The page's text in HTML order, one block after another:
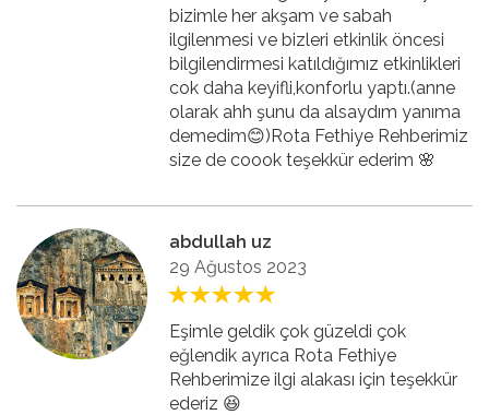
bizimle her akşam ve sabah
ilgilenmesi ve bizleri etkinlik öncesi
bilgilendirmesi katıldığımız etkinlikleri
cok daha keyifli,konforlu yaptı.(anne
olarak ahh şunu da alsaydım yanıma
demedim😊)Rota Fethiye Rehberimiz
size de coook teşekkür ederim 🌸
abdullah uz
29 Ağustos 2023
Eşimle geldik çok güzeldi çok
eğlendik ayrıca Rota Fethiye
Rehberimize ilgi alakası için teşekkür
ederiz 😆